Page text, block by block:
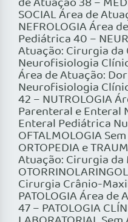
SOCIAL Área de
NEFROLOGIA Área
Pediátrica 40 –
Atuação: Cirurgia
Neurofisiologia
Área de Atuação:
Neurofisiologia
42 – NUTROLOGIA
Parenteral e Enteral
Enteral Pediátrica
OFTALMOLOGIA
ORTOPEDIA e
Atuação: Cirurgia da
Cirurgia Crânio-
PATOLOGIA Área
47 – PATOLOGIA